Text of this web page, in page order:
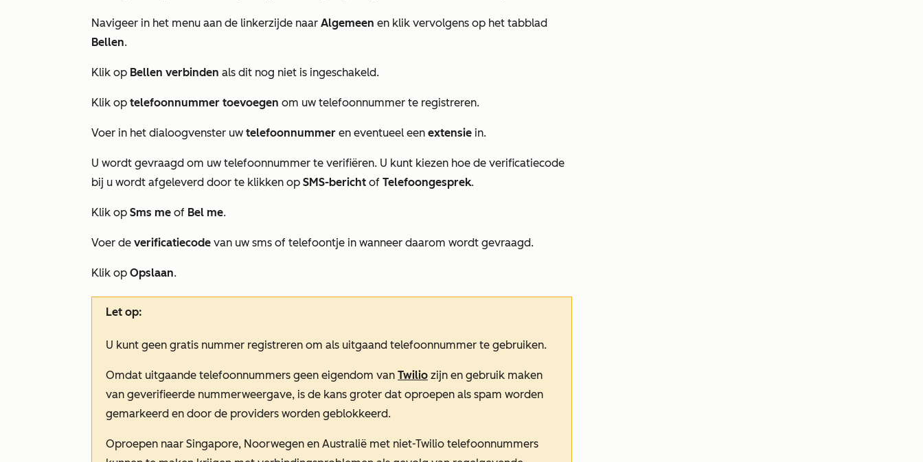
Navigeer in het menu aan de linkerzijde naar Algemeen en klik vervolgens op het tabblad
Bellen.
Klik op Bellen verbinden als dit nog niet is ingeschakeld.
Klik op telefoonnummer toevoegen om uw telefoonnummer te registreren.
Voer in het dialoogvenster uw telefoonnummer en eventueel een extensie in.
U wordt gevraagd om uw telefoonnummer te verifiëren. U kunt kiezen hoe de verificatiecode
bij u wordt afgeleverd door te klikken op SMS-bericht of Telefoongesprek.
Klik op Sms me of Bel me.
Voer de verificatiecode van uw sms of telefoontje in wanneer daarom wordt gevraagd.
Klik op Opslaan.
Let op:
U kunt geen gratis nummer registreren om als uitgaand telefoonnummer te gebruiken.
Omdat uitgaande telefoonnummers geen eigendom van Twilio zijn en gebruik maken
van geverifieerde nummerweergave, is de kans groter dat oproepen als spam worden
gemarkeerd en door de providers worden geblokkeerd.
Oproepen naar Singapore, Noorwegen en Australië met niet-Twilio telefoonnummers